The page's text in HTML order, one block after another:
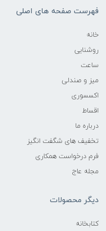
فهرست صفحه های اصلی
خانه
روشنایی
ساعت
میز و صندلی
اکسسوری
اقساط
درباره ما
تخفیف های شگفت انگیز
فرم درخواست همکاری
مجله عاج
دیگر محصولات
کتابخانه